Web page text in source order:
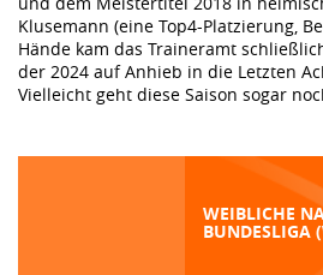
Klusemann (eine Top4-Platzierung,
Hände kam das Traineramt
der 2024 auf Anhieb in die Letzten
Vielleicht geht diese Saison sogar
WEIBLICHE
BUNDESLIGA